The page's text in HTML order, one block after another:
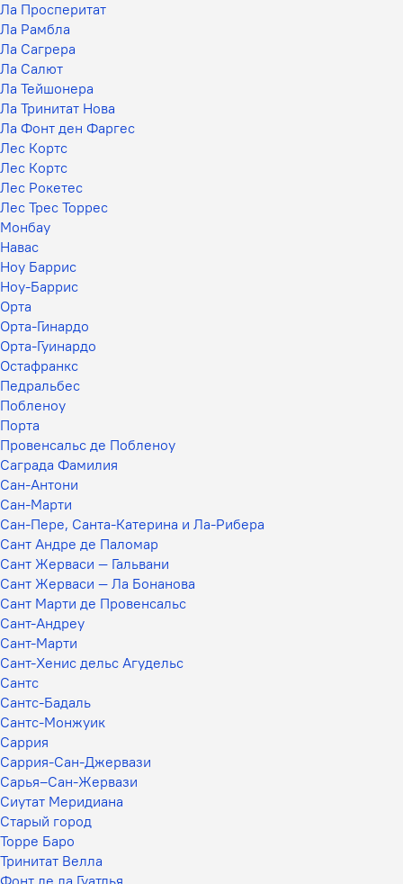
Ла Просперитат
Ла Рамбла
Ла Сагрера
Ла Салют
Ла Тейшонера
Ла Тринитат Нова
Ла Фонт ден Фаргес
Лес Кортс
Лес Кортс
Лес Рокетес
Лес Трес Торрес
Монбау
Навас
Ноу Баррис
Ноу-Баррис
Орта
Орта-Гинардо
Орта-Гуинардо
Остафранкс
Педральбес
Побленоу
Порта
Провенсальс де Побленоу
Саграда Фамилия
Сан-Антони
Сан-Марти
Сан-Пере, Санта-Катерина и Ла-Рибера
Сант Андре де Паломар
Сант Жерваси — Гальвани
Сант Жерваси — Ла Бонанова
Сант Марти де Провенсальс
Сант-Андреу
Сант-Марти
Сант-Хенис дельс Агудельс
Сантс
Сантс-Бадаль
Сантс-Монжуик
Саррия
Саррия-Сан-Джервази
Сарья–Сан-Жервази
Сиутат Меридиана
Старый город
Торре Баро
Тринитат Велла
Фонт де ла Гуатлья